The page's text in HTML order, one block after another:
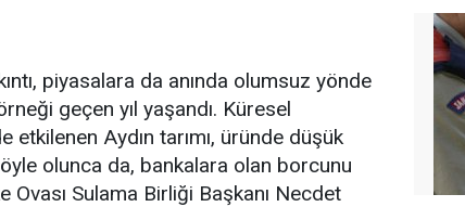
piyasalara da anında olumsuz yönde
geçen yıl yaşandı. Küresel
etkilenen Aydın tarımı, üründe düşük
olunca da, bankalara olan borcunu
Ovası Sulama Birliği Başkanı Necdet